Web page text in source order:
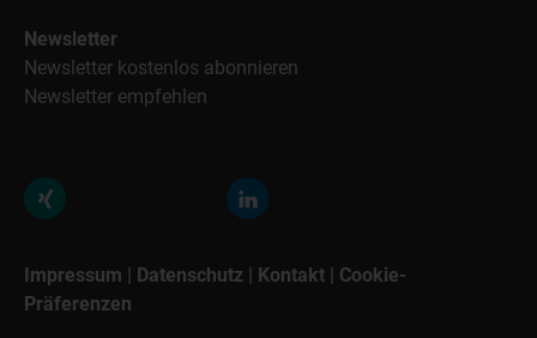
Newsletter
Newsletter kostenlos abonnieren
Newsletter empfehlen
Impressum | Datenschutz | Kontakt | Cookie-
Präferenzen